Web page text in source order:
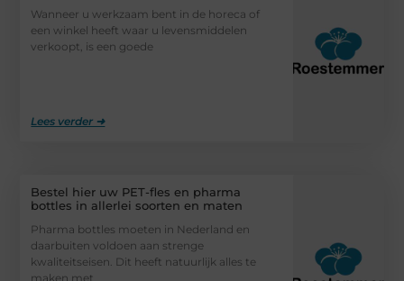
Wanneer u werkzaam bent in de horeca of
een winkel heeft waar u levensmiddelen
verkoopt, is een goede
Lees verder ➜
Bestel hier uw PET-fles en pharma
bottles in allerlei soorten en maten
Pharma bottles moeten in Nederland en
daarbuiten voldoen aan strenge
kwaliteitseisen. Dit heeft natuurlijk alles te
maken met